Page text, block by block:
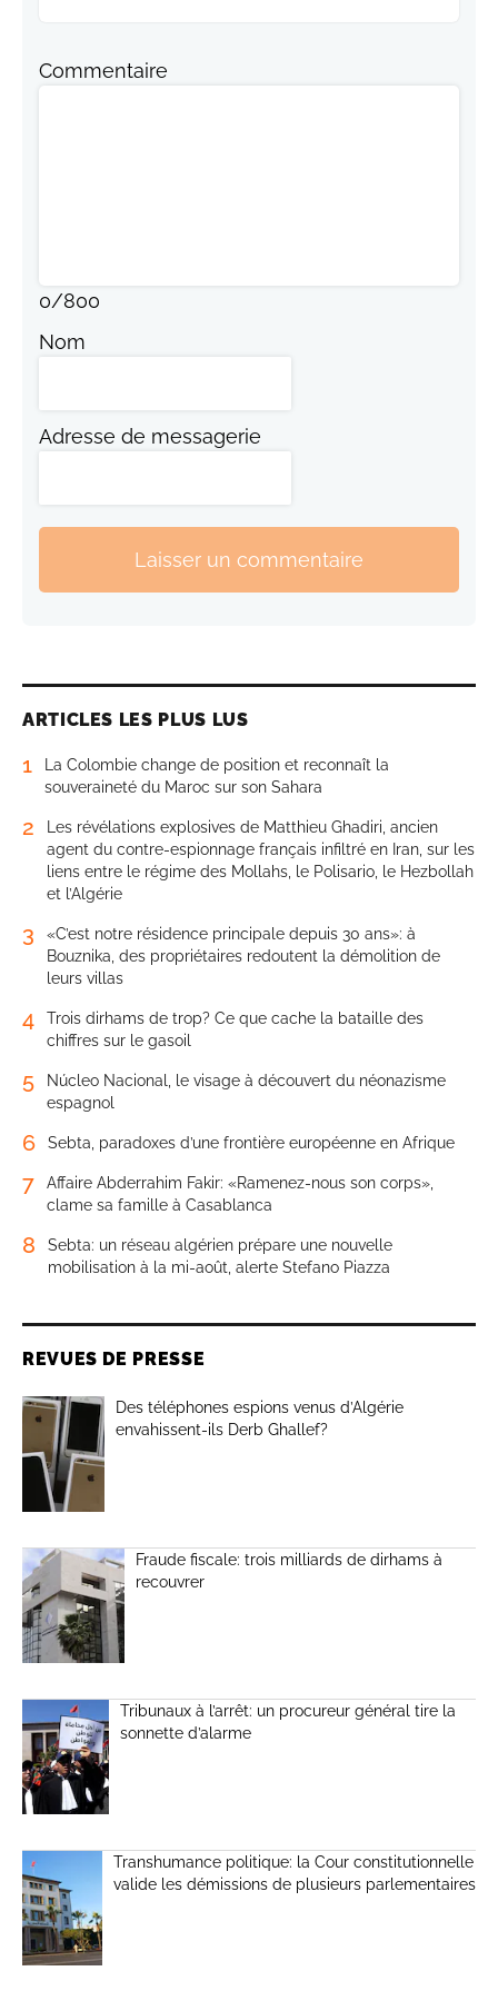
Commentaire
0/800
Nom
Adresse de messagerie
Laisser un commentaire
ARTICLES LES PLUS LUS
1
La Colombie change de position et reconnaît la
souveraineté du Maroc sur son Sahara
2
Les révélations explosives de Matthieu Ghadiri, ancien
agent du contre-espionnage français infiltré en Iran, sur les
liens entre le régime des Mollahs, le Polisario, le Hezbollah
et l’Algérie
3
«C’est notre résidence principale depuis 30 ans»: à
Bouznika, des propriétaires redoutent la démolition de
leurs villas
4
Trois dirhams de trop? Ce que cache la bataille des
chiffres sur le gasoil
5
Núcleo Nacional, le visage à découvert du néonazisme
espagnol
6 Sebta, paradoxes d’une frontière européenne en Afrique
7
Affaire Abderrahim Fakir: «Ramenez-nous son corps»,
clame sa famille à Casablanca
8
Sebta: un réseau algérien prépare une nouvelle
mobilisation à la mi-août, alerte Stefano Piazza
REVUES DE PRESSE
Des téléphones espions venus d’Algérie
envahissent-ils Derb Ghallef?
Fraude fiscale: trois milliards de dirhams à
recouvrer
Tribunaux à l’arrêt: un procureur général tire la
sonnette d’alarme
Transhumance politique: la Cour constitutionnelle
valide les démissions de plusieurs parlementaires